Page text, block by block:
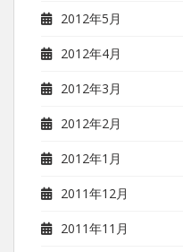
2012年5月
2012年4月
2012年3月
2012年2月
2012年1月
2011年12月
2011年11月